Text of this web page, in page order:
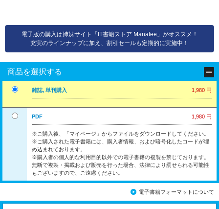
電子版の購入は姉妹サイト「IT書籍ストア Manatee」がオススメ！
充実のラインナップに加え、割引セールも定期的に実施中！
商品を選択する
雑誌, 単刊購入 1,980 円
PDF 1,980 円
※ご購入後、「マイページ」からファイルをダウンロードしてください。
※ご購入された電子書籍には、購入者情報、および暗号化したコードが埋
め込まれております。
※購入者の個人的な利用目的以外での電子書籍の複製を禁じております。
無断で複製・掲載および販売を行った場合、法律により罰せられる可能性
もございますので、ご遠慮ください。
電子書籍フォーマットについて